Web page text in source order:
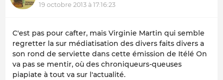
19 octobre 2013 à 17:16:23
C'est pas pour cafter, mais Virginie Martin qui semble
regretter la sur médiatisation des divers faits divers a
son rond de serviette dans cette émission de Itélé On
va pas se mentir, où des chroniqueurs-queuses
piapiate à tout va sur l'actualité.